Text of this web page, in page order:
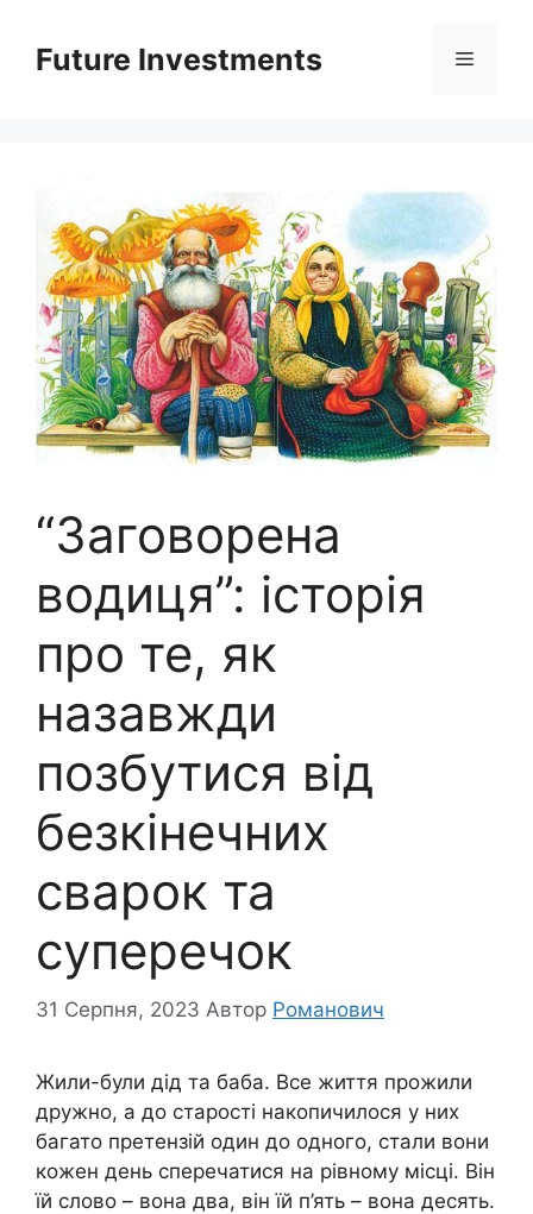
вмістуFuture Investments Меню
“Заговорена
водиця”: історія
про те, як
назавжди
позбутися від
безкінечних
сварок та
суперечок
31 Серпня, 2023 Автор Романович
Жили-були дід та баба. Все життя прожили
дружно, а до старості накопичилося у них
багато претензій один до одного, стали вони
кожен день сперечатися на рівному місці. Він
їй слово – вона два, він їй п’ять – вона десять.